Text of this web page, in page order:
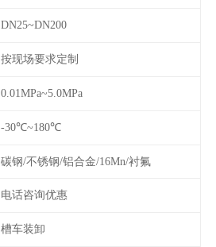
DN25~DN200
按现场要求定制
0.01MPa~5.0MPa
-30℃~180℃
碳钢/不锈钢/铝合金/16Mn/衬氟
电话咨询优惠
槽车装卸